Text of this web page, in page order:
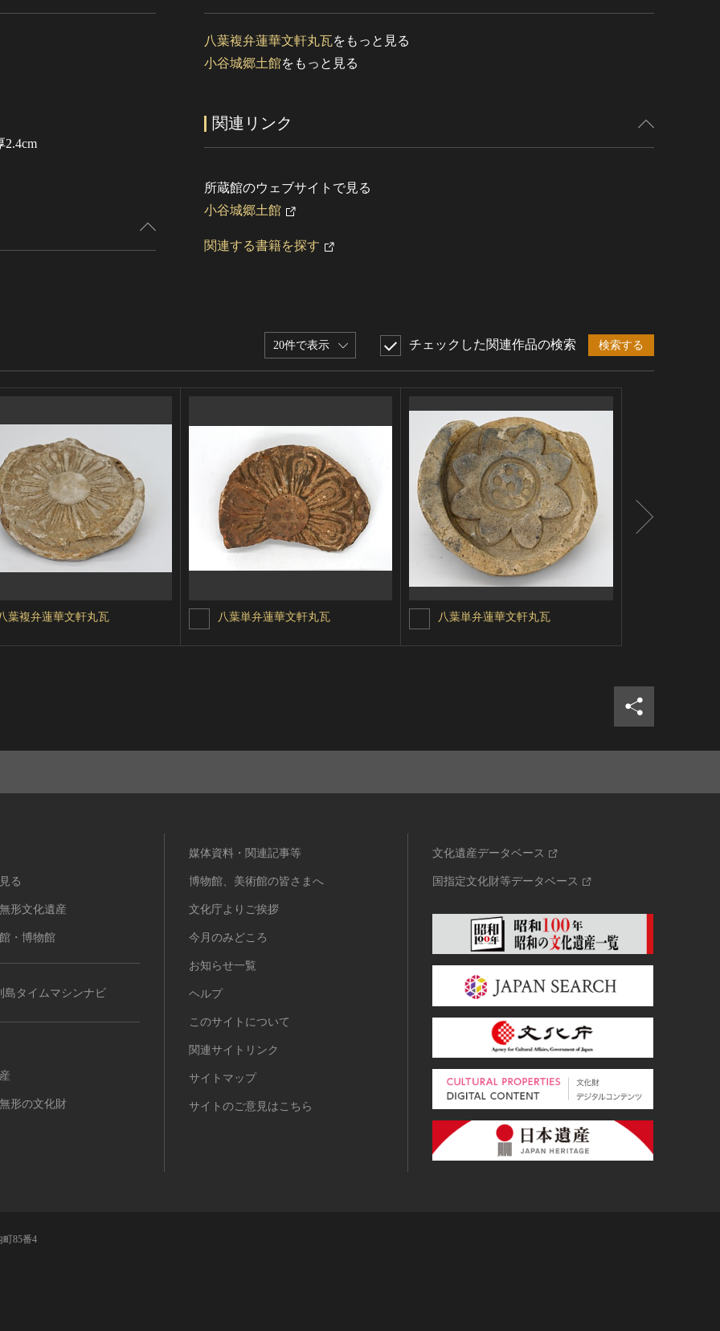
2.4cm
八葉複弁蓮華文軒丸瓦をもっと見る
小谷城郷土館をもっと見る
関連リンク
所蔵館のウェブサイトで見る
小谷城郷土館
関連する書籍を探す
20件で表示 チェックした関連作品の検索 検索する
葉複弁蓮華文軒丸瓦 八葉単弁蓮華文軒丸瓦 八葉単弁蓮華文軒丸瓦
る
形文化遺産
・博物館
島タイムマシンナビ
形の文化財
媒体資料・関連記事等
博物館、美術館の皆さまへ
文化庁よりご挨拶
今月のみどころ
お知らせ一覧
ヘルプ
このサイトについて
関連サイトリンク
サイトマップ
サイトのご意見はこちら
文化遺産データベース
国指定文化財等データベース
85番4